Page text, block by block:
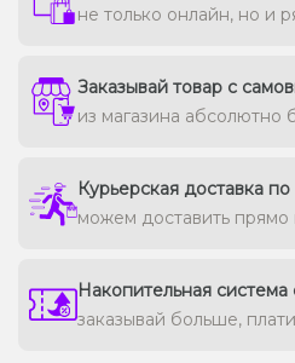
не только онлайн, но и
Заказывай товар с
из магазина абсолютно
Курьерская доставка
можем доставить прямо
Накопительная система
заказывай больше,